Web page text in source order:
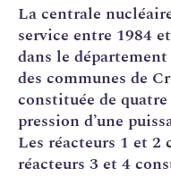
Lacentrale
service entre 1984
dans le
des communes de
constituée de quatre
pression d’une
Les réacteurs 1 et 2
réacteurs 3 et 4